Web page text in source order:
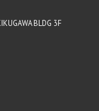
BLDG 3F